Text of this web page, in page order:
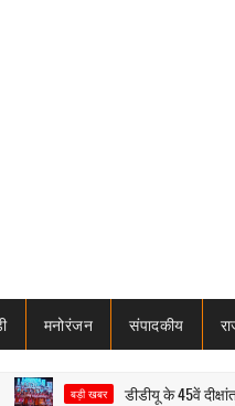
मनोरंजन संपादकीय
बड़ी खबर डीडीयू के 45वें दीक्षांत समारोह